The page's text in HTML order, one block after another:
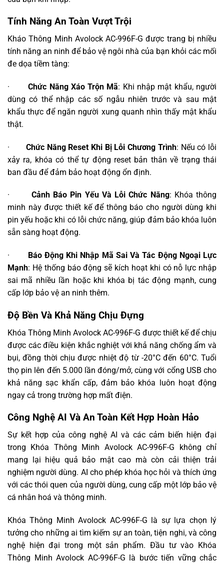
Tính Năng An Toàn Vượt Trội
Kháo Thông Minh Avolock AC-996F-G được trang bị nhiều
tính năng an ninh để bảo vệ ngôi nhà của bạn khỏi các mối
đe dọa tiềm tàng:
·Chức Năng Xáo Trộn Mã: Khi nhập mật khẩu, người
dùng có thể nhập các số ngẫu nhiên trước và sau mật
khẩu thực để ngăn người xung quanh nhìn thấy mật khẩu
thật.
· Chức Năng Reset Khi Bị Lỗi Chương Trình: Nếu có lỗi
xảy ra, khóa có thể tự động reset bản thân về trạng thái
ban đầu để đảm bảo hoạt động ổn định.
· Cảnh Báo Pin Yếu Và Lỗi Chức Năng: Khóa thông
minh này được thiết kế để thông báo cho người dùng khi
pin yếu hoặc khi có lỗi chức năng, giúp đảm bảo khóa luôn
sẵn sàng hoạt động.
· Báo Động Khi Nhập Mã Sai Và Tác Động Ngoại Lực
Mạnh: Hệ thống báo động sẽ kích hoạt khi có nỗ lực nhập
sai mã nhiều lần hoặc khi khóa bị tác động mạnh, cung
cấp lớp bảo vệ an ninh thêm.
Độ Bền Và Khả Năng Chịu Đựng
Khóa Thông Minh Avolock AC-996F-G được thiết kế để chịu
được các điều kiện khắc nghiệt với khả năng chống ẩm và
bụi, đồng thời chịu được nhiệt độ từ -20°C đến 60°C. Tuổi
thọ pin lên đến 5.000 lần đóng/mở, cùng với cổng USB cho
khả năng sạc khẩn cấp, đảm bảo khóa luôn hoạt động
ngay cả trong trường hợp mất điện.
Công Nghệ AI Và An Toàn Kết Hợp Hoàn Hảo
Sự kết hợp của công nghệ AI và các cảm biến hiện đại
trong Khóa Thông Minh Avolock AC-996F-G không chỉ
mang lại hiệu quả bảo mật cao mà còn cải thiện trải
nghiệm người dùng. AI cho phép khóa học hỏi và thích ứng
với các thói quen của người dùng, cung cấp một lớp bảo vệ
cá nhân hoá và thông minh.
Khóa Thông Minh Avolock AC-996F-G là sự lựa chọn lý
tưởng cho những ai tìm kiếm sự an toàn, tiện nghi, và công
nghệ hiện đại trong một sản phẩm. Đầu tư vào Khóa
Thông Minh Avolock AC-996F-G là bước tiến vững chắc